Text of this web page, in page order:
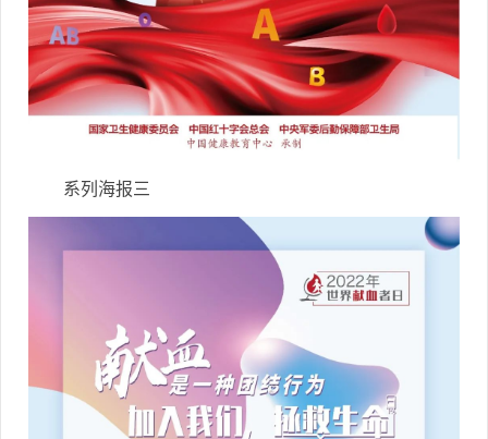
系列海报三